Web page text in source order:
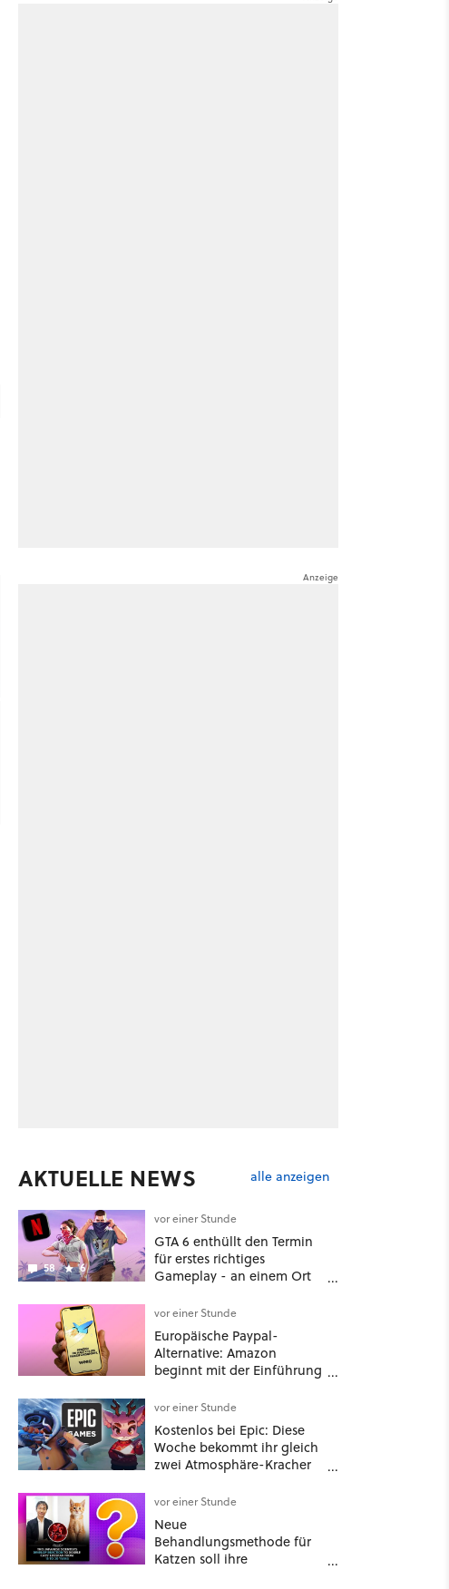
AKTUELLE NEWS alle anzeigen
58 6
vor einer Stunde
GTA 6 enthüllt den Termin
für erstes richtiges
Gameplay - an einem Ort
gerechnet hatte
vor einer Stunde
Europäische Paypal-
Alternative: Amazon
beginnt mit der Einführung
vor einer Stunde
Kostenlos bei Epic: Diese
Woche bekommt ihr gleich
zwei Atmosphäre-Kracher
vor einer Stunde
Neue
Behandlungsmethode für
Katzen soll ihre